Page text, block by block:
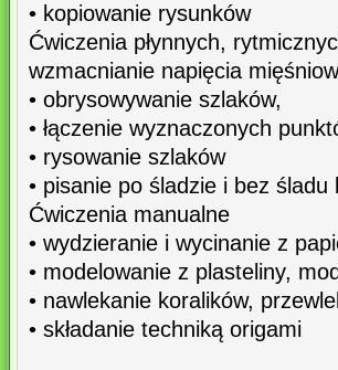
• kopiowanie rysunków
Ćwiczenia płynnych,
wzmacnianie napięcia
• obrysowywanie szlaków,
• łączenie wyznaczonych
• rysowanie szlaków
• pisanie po śladzie i bez śladu
Ćwiczenia manualne
• wydzieranie i wycinanie z
• modelowanie z plasteliny,
• nawlekanie koralików,
• składanie techniką origami